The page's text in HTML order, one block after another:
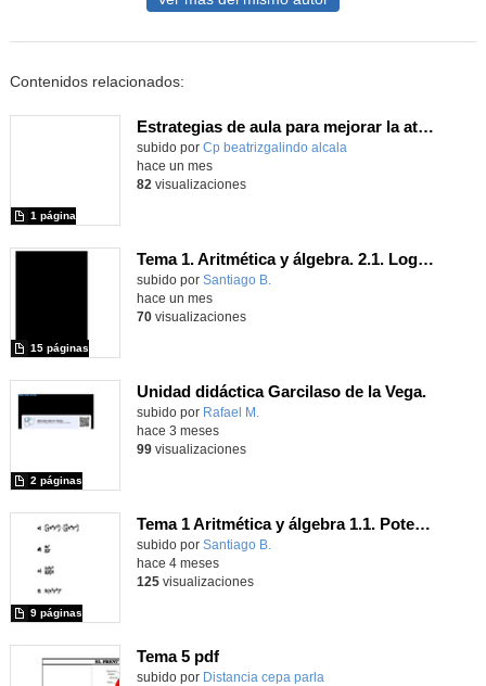
Contenidos relacionados:
Estrategias de aula para mejorar la atención y la gestión emocional
Contenido educativo.
subido por Cp beatrizgalindo alcala
1 página
hace un mes
82 visualizaciones
Tema 1. Aritmética y álgebra. 2.1. Logaritmos
Contenido educativo.
subido por Santiago B.
15 páginas
hace un mes
70visualizaciones
Unidad didáctica Garcilaso de la Vega.
Contenido educativo.
subido por Rafael M.
2 páginas
hace 3 meses
99visualizaciones
Tema 1 Aritmética y álgebra 1.1. Potencias
Contenido educativo.
subido por Santiago B.
9 páginas
hace 4 meses
125visualizaciones
Tema 5 pdf
Contenido educativo.
subido por Distancia cepa parla